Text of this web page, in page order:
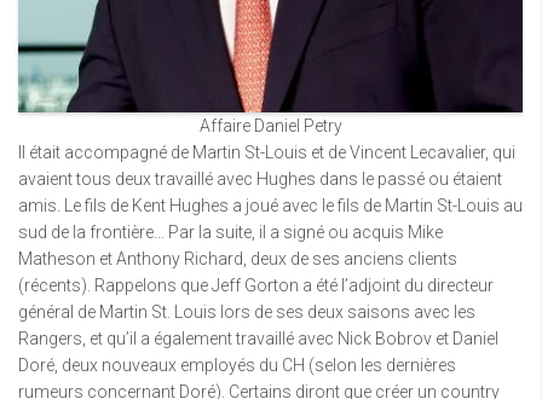
Affaire Daniel Petry
Il était accompagné de Martin St-Louis et de Vincent Lecavalier, qui
avaient tous deux travaillé avec Hughes dans le passé ou étaient
amis. Le fils de Kent Hughes a joué avec le fils de Martin St-Louis au
sud de la frontière… Par la suite, il a signé ou acquis Mike
Matheson et Anthony Richard, deux de ses anciens clients
(récents). Rappelons que Jeff Gorton a été l’adjoint du directeur
général de Martin St. Louis lors de ses deux saisons avec les
Rangers, et qu’il a également travaillé avec Nick Bobrov et Daniel
Doré, deux nouveaux employés du CH (selon les dernières
rumeurs concernant Doré). Certains diront que créer un country